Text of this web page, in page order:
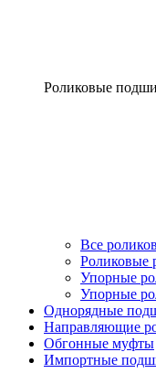
Роликовые
Все
Роликовые
Упорные
Упорные
Однорядные
Направляющие
Обгонные муфты
Импортные